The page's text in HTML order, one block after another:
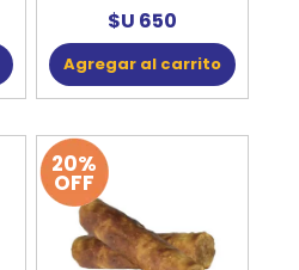
$U 650
Agregar al carrito
20%
OFF